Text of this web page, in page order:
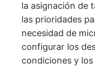
la asignación de
las prioridades
necesidad de
configurar los
condiciones y